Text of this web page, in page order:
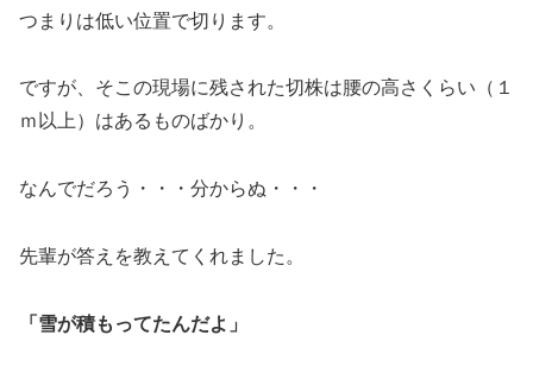
つまりは低い位置で切ります。
ですが、そこの現場に残された切株は腰の高さくらい（１
ｍ以上）はあるものばかり。
なんでだろう・・・分からぬ・・・
先輩が答えを教えてくれました。
「雪が積もってたんだよ」